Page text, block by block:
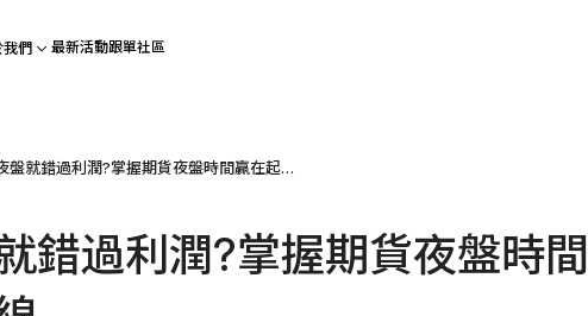
們 最新活動跟單社區
錯過夜盤就錯過利潤?掌握期貨夜盤時間贏在起跑線
錯過利潤?掌握期貨夜盤時間